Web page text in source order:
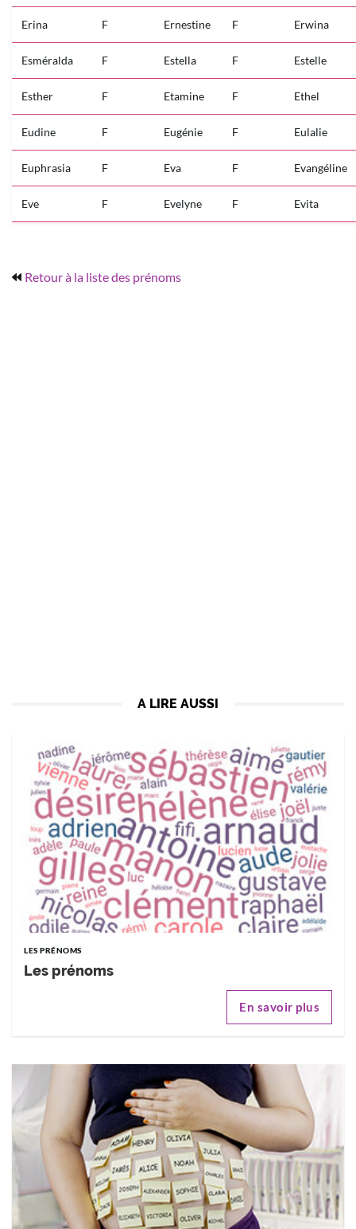
Erina F Ernestine F Erwina
Esméralda F Estella F Estelle
Esther F Etamine F Ethel
Eudine F Eugénie F Eulalie
Euphrasia F Eva F Evangéline
Eve F Evelyne F Evita
Retour à la liste des prénoms
A LIRE AUSSI
LES PRÉNOMS
Les prénoms
En savoir plus